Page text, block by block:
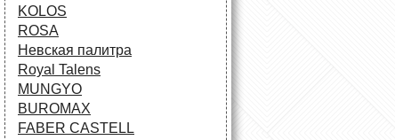
KOLOS
ROSA
Невская палитра
Royal Talens
MUNGYO
BUROMAX
FABER CASTELL